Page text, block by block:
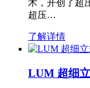
术，开创了超
超压…
了解详情
LUM 超细